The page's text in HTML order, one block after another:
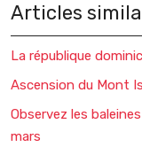
Articles
La république
Ascension du Mont
Observez les
mars